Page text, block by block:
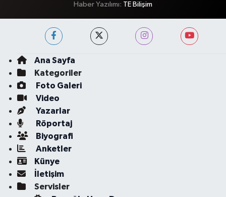
Haber Yazılımı: TE Bilişim
Ana Sayfa
Kategoriler
Foto Galeri
Video
Yazarlar
Röportaj
Biyografi
Anketler
Künye
İletişim
Servisler